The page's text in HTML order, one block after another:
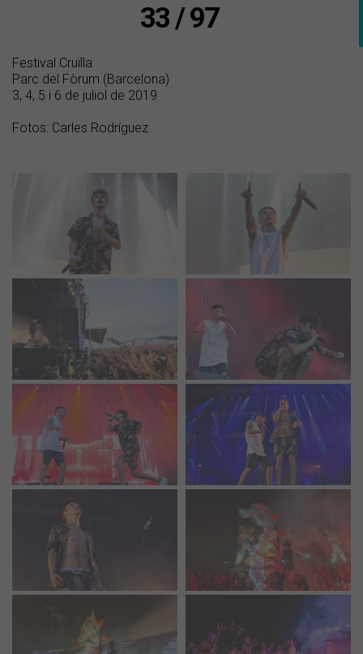
33 / 97
Festival Cruïlla
Parc del Fòrum (Barcelona)
3, 4, 5 i 6 de juliol de 2019
Fotos: Carles Rodríguez